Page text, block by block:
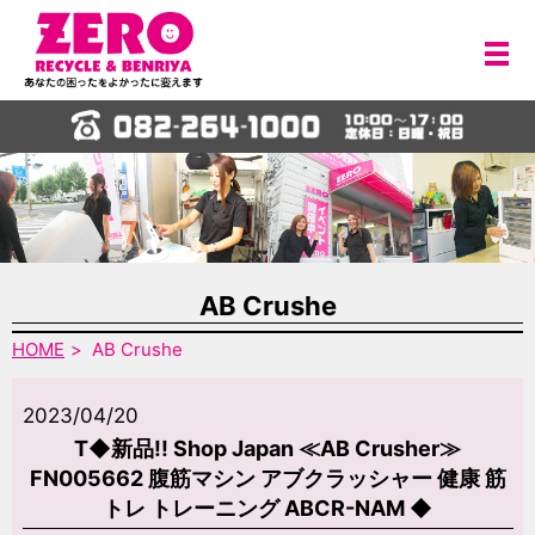
メ
AB Crushe
HOME AB Crushe
2023/04/20
T◆新品!! Shop Japan ≪AB Crusher≫
FN005662 腹筋マシン アブクラッシャー 健康 筋
トレ トレーニング ABCR-NAM ◆